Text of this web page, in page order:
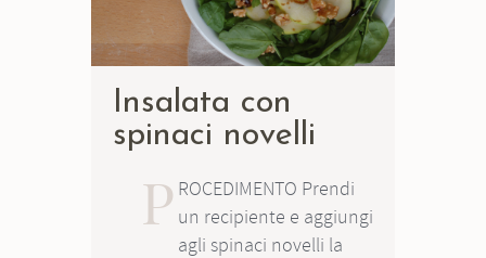
Insalata con
spinaci novelli
P ROCEDIMENTO Prendi
un recipiente e aggiungi
agli spinaci novelli la